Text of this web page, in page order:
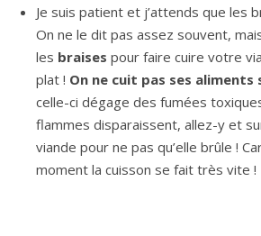
Je suis patient et j’attends que les
On ne le dit pas assez souvent,
les braises pour faire cuire votre
plat ! On ne cuit pas ses aliments
celle-ci dégage des fumées
flammes disparaissent, allez-y et
viande pour ne pas qu’elle brûle !
moment la cuisson se fait très vite !